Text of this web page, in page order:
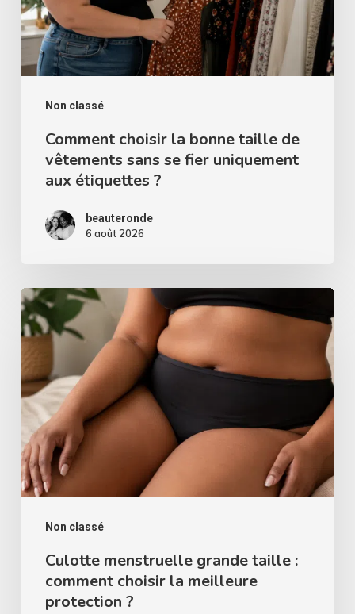
Non classé
de
vêtements
sans
se
uniquement
étiquettes
Comment choisir la bonne taille de
vêtements sans se fier uniquement
aux étiquettes ?
beauteronde
6 août 2026
Non classé
Culotte
menstruelle
taille
:
comment
choisir
la
meilleure
protection
Culotte menstruelle grande taille :
comment choisir la meilleure
protection ?